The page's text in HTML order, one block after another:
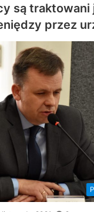
są traktowani
przez